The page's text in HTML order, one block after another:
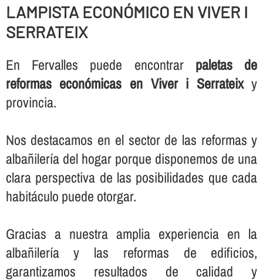
LAMPISTA ECONÓMICO EN VIVER I
SERRATEIX
En Fervalles puede encontrar paletas de
reformas económicas en Viver i Serrateixy
provincia.
Nos destacamos en el sector de las reformas y
albañilerí­a del hogar porque disponemos de una
clara perspectiva de las posibilidades que cada
habitáculo puede otorgar.
Gracias a nuestra amplia experiencia en la
albañilerí­a y las reformas de edificios,
garantizamos resultados de calidad y